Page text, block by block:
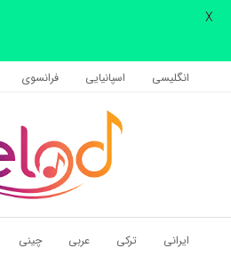
انگلیسی اسپانیایی فرانسوی
ایرانی ترکی عربی چینی
اشتراک گذاری
با استفاده از روش‌های زیر می‌توانید این
X